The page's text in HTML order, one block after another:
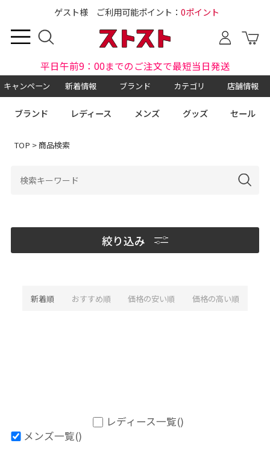
ゲスト様 ご利用可能ポイント： 0ポイント
平日午前9：00までのご注文で最短当日発送
キャンペーン 新着情報 ブランド カテゴリ 店舗情報
ブランド レディース メンズ グッズ セール
TOP > 商品検索
絞り込み
新着順 おすすめ順 価格の安い順 価格の高い順
メンズ一覧()
レディース一覧()